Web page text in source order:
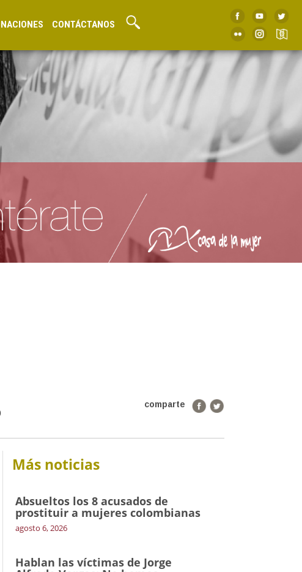
CONTÁCTANOS
comparte
Más noticias
Absueltos los 8 acusados de
prostituir a mujeres colombianas
agosto 6, 2026
Hablan las víctimas de Jorge